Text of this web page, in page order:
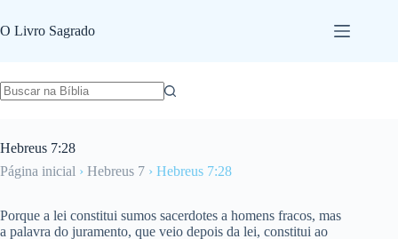
para
o
O Livro Sagrado
Hebreus 7:28
Página inicial › Hebreus 7 › Hebreus 7:28
Porque a lei constitui sumos sacerdotes a homens fracos, mas
a palavra do juramento, que veio depois da lei, constitui ao